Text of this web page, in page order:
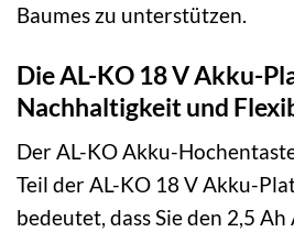
Baumes zu unterstützen.
Die AL-KO 18 V Akku-
Nachhaltigkeit und
Der AL-KO Akku-
Teil der AL-KO 18 V Akku-
bedeutet, dass Sie den 2,5